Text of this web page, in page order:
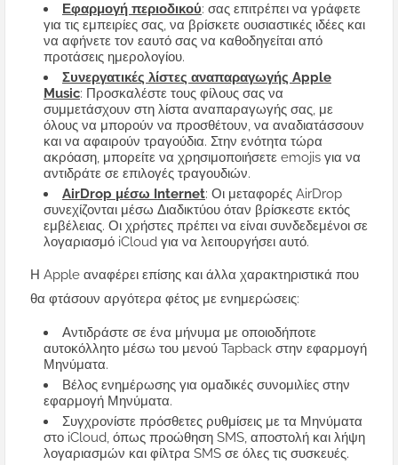
Εφαρμογή περιοδικού: σας επιτρέπει να γράφετε
για τις εμπειρίες σας, να βρίσκετε ουσιαστικές ιδέες και
να αφήνετε τον εαυτό σας να καθοδηγείται από
προτάσεις ημερολογίου.
Συνεργατικές λίστες αναπαραγωγής Apple
Music: Προσκαλέστε τους φίλους σας να
συμμετάσχουν στη λίστα αναπαραγωγής σας, με
όλους να μπορούν να προσθέτουν, να αναδιατάσσουν
και να αφαιρούν τραγούδια. Στην ενότητα τώρα
ακρόαση, μπορείτε να χρησιμοποιήσετε emojis για να
αντιδράτε σε επιλογές τραγουδιών.
AirDrop μέσω Internet: Οι μεταφορές AirDrop
συνεχίζονται μέσω Διαδικτύου όταν βρίσκεστε εκτός
εμβέλειας. Οι χρήστες πρέπει να είναι συνδεδεμένοι σε
λογαριασμό iCloud για να λειτουργήσει αυτό.
Η Apple αναφέρει επίσης και άλλα χαρακτηριστικά που
θα φτάσουν αργότερα φέτος με ενημερώσεις:
Αντιδράστε σε ένα μήνυμα με οποιοδήποτε
αυτοκόλλητο μέσω του μενού Tapback στην εφαρμογή
Μηνύματα.
Βέλος ενημέρωσης για ομαδικές συνομιλίες στην
εφαρμογή Μηνύματα.
Συγχρονίστε πρόσθετες ρυθμίσεις με τα Μηνύματα
στο iCloud, όπως προώθηση SMS, αποστολή και λήψη
λογαριασμών και φίλτρα SMS σε όλες τις συσκευές.